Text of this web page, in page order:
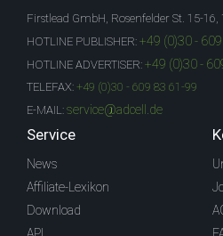
Firstlead GmbH, Rosenfelder St. 15-16,
HOTLINE PUBLISHER: +49 (0)30 -
HOTLINE ADVERTISER: +49 (0)30 -
TELEFAX: +49 (0)30 - 609 83 61-99
E-MAIL: service@adcell.de
Service
News
Affiliate-Lexikon
Download